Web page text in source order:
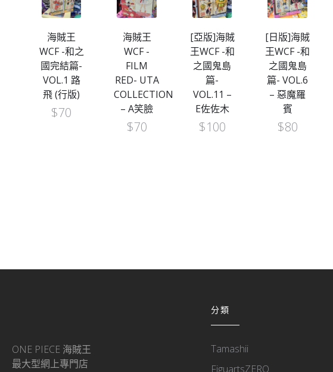
海賊王
WCF -和之
國完結篇-
VOL.1 路
飛 (行版)
$70
海賊王
WCF -
FILM
RED- UTA
COLLECTION
– A笑臉
$70
[亞版]海賊
王WCF -和
之國鬼島
篇-
VOL.11 –
E佐佐木
$100
[日版]海賊
王WCF -和
之國鬼島
篇- VOL.6
– 惡魔羅
賓
$80
ONE PIECE 海賊王
最大型網上專門店
分類
Tamashii
FiguartsZERO